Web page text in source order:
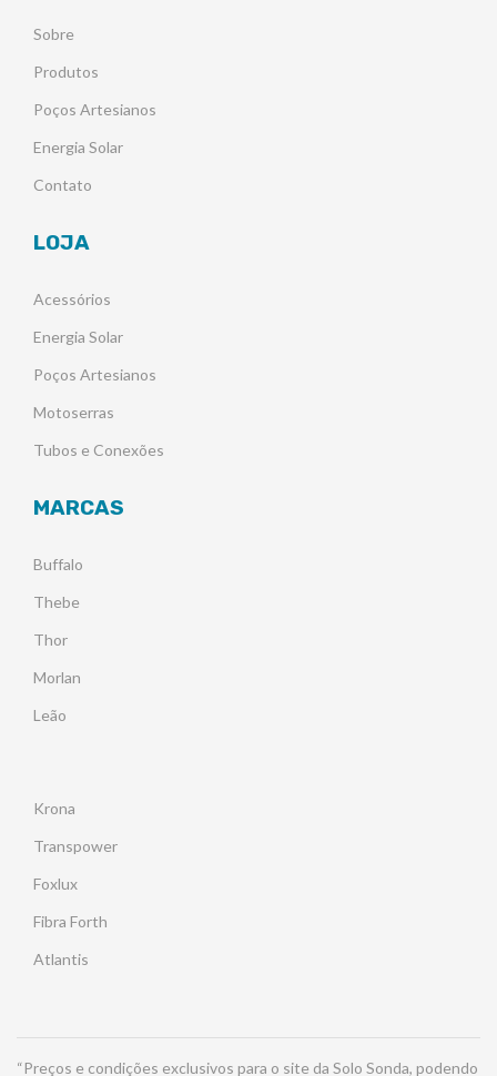
Sobre
Produtos
Poços Artesianos
Energia Solar
Contato
LOJA
Acessórios
Energia Solar
Poços Artesianos
Motoserras
Tubos e Conexões
MARCAS
Buffalo
Thebe
Thor
Morlan
Leão
Krona
Transpower
Foxlux
Fibra Forth
Atlantis
“Preços e condições exclusivos para o site da Solo Sonda, podendo